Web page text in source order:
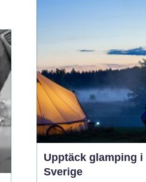
och gå därifrån med en
stil som verkligen känns
rätt. 04 augusti 2026
Upptäck glamping i
Sverige